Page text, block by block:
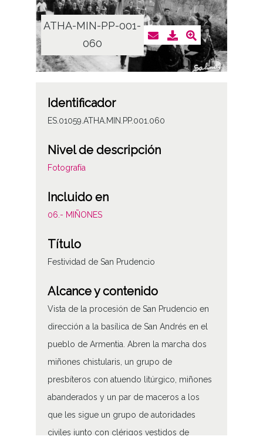
ATHA-MIN-PP-001-
060
Identificador
ES.01059.ATHA.MIN.PP.001.060
Nivel de descripción
Fotografía
Incluido en
06.- MIÑONES
Título
Festividad de San Prudencio
Alcance y contenido
Vista de la procesión de San Prudencio en
dirección a la basílica de San Andrés en el
pueblo de Armentia. Abren la marcha dos
miñones chistularis, un grupo de
presbíteros con atuendo litúrgico, miñones
abanderados y un par de maceros a los
que les sigue un grupo de autoridades
civiles junto con clérigos vestidos de